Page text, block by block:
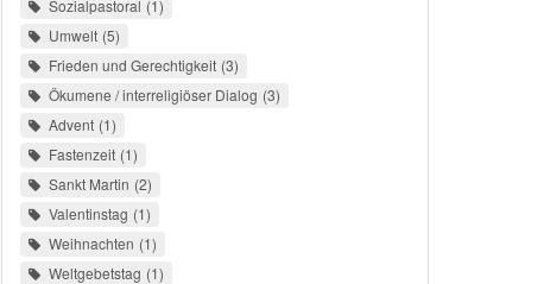
Sozialpastoral 1
Umwelt 5
Frieden und Gerechtigkeit 3
Ökumene / interreligiöser Dialog 3
Advent 1
Fastenzeit 1
Sankt Martin 2
Valentinstag 1
Weihnachten 1
Weltgebetstag 1